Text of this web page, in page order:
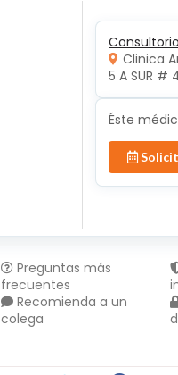
Consultorio
Clinica
5 A SUR #
Éste
Preguntas más
frecuentes
Recomienda a un
colega